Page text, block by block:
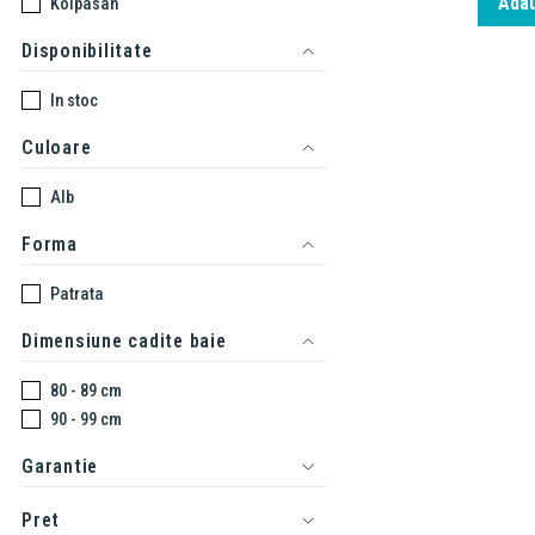
Disponibilitate
In stoc
Culoare
Alb
Forma
Patrata
Dimensiune cadite baie
80 - 89 cm
90 - 99 cm
Garantie
Pret